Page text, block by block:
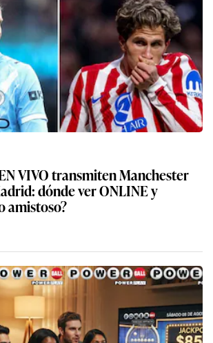
VIVO transmiten Manchester
dónde ver ONLINE y
amistoso?